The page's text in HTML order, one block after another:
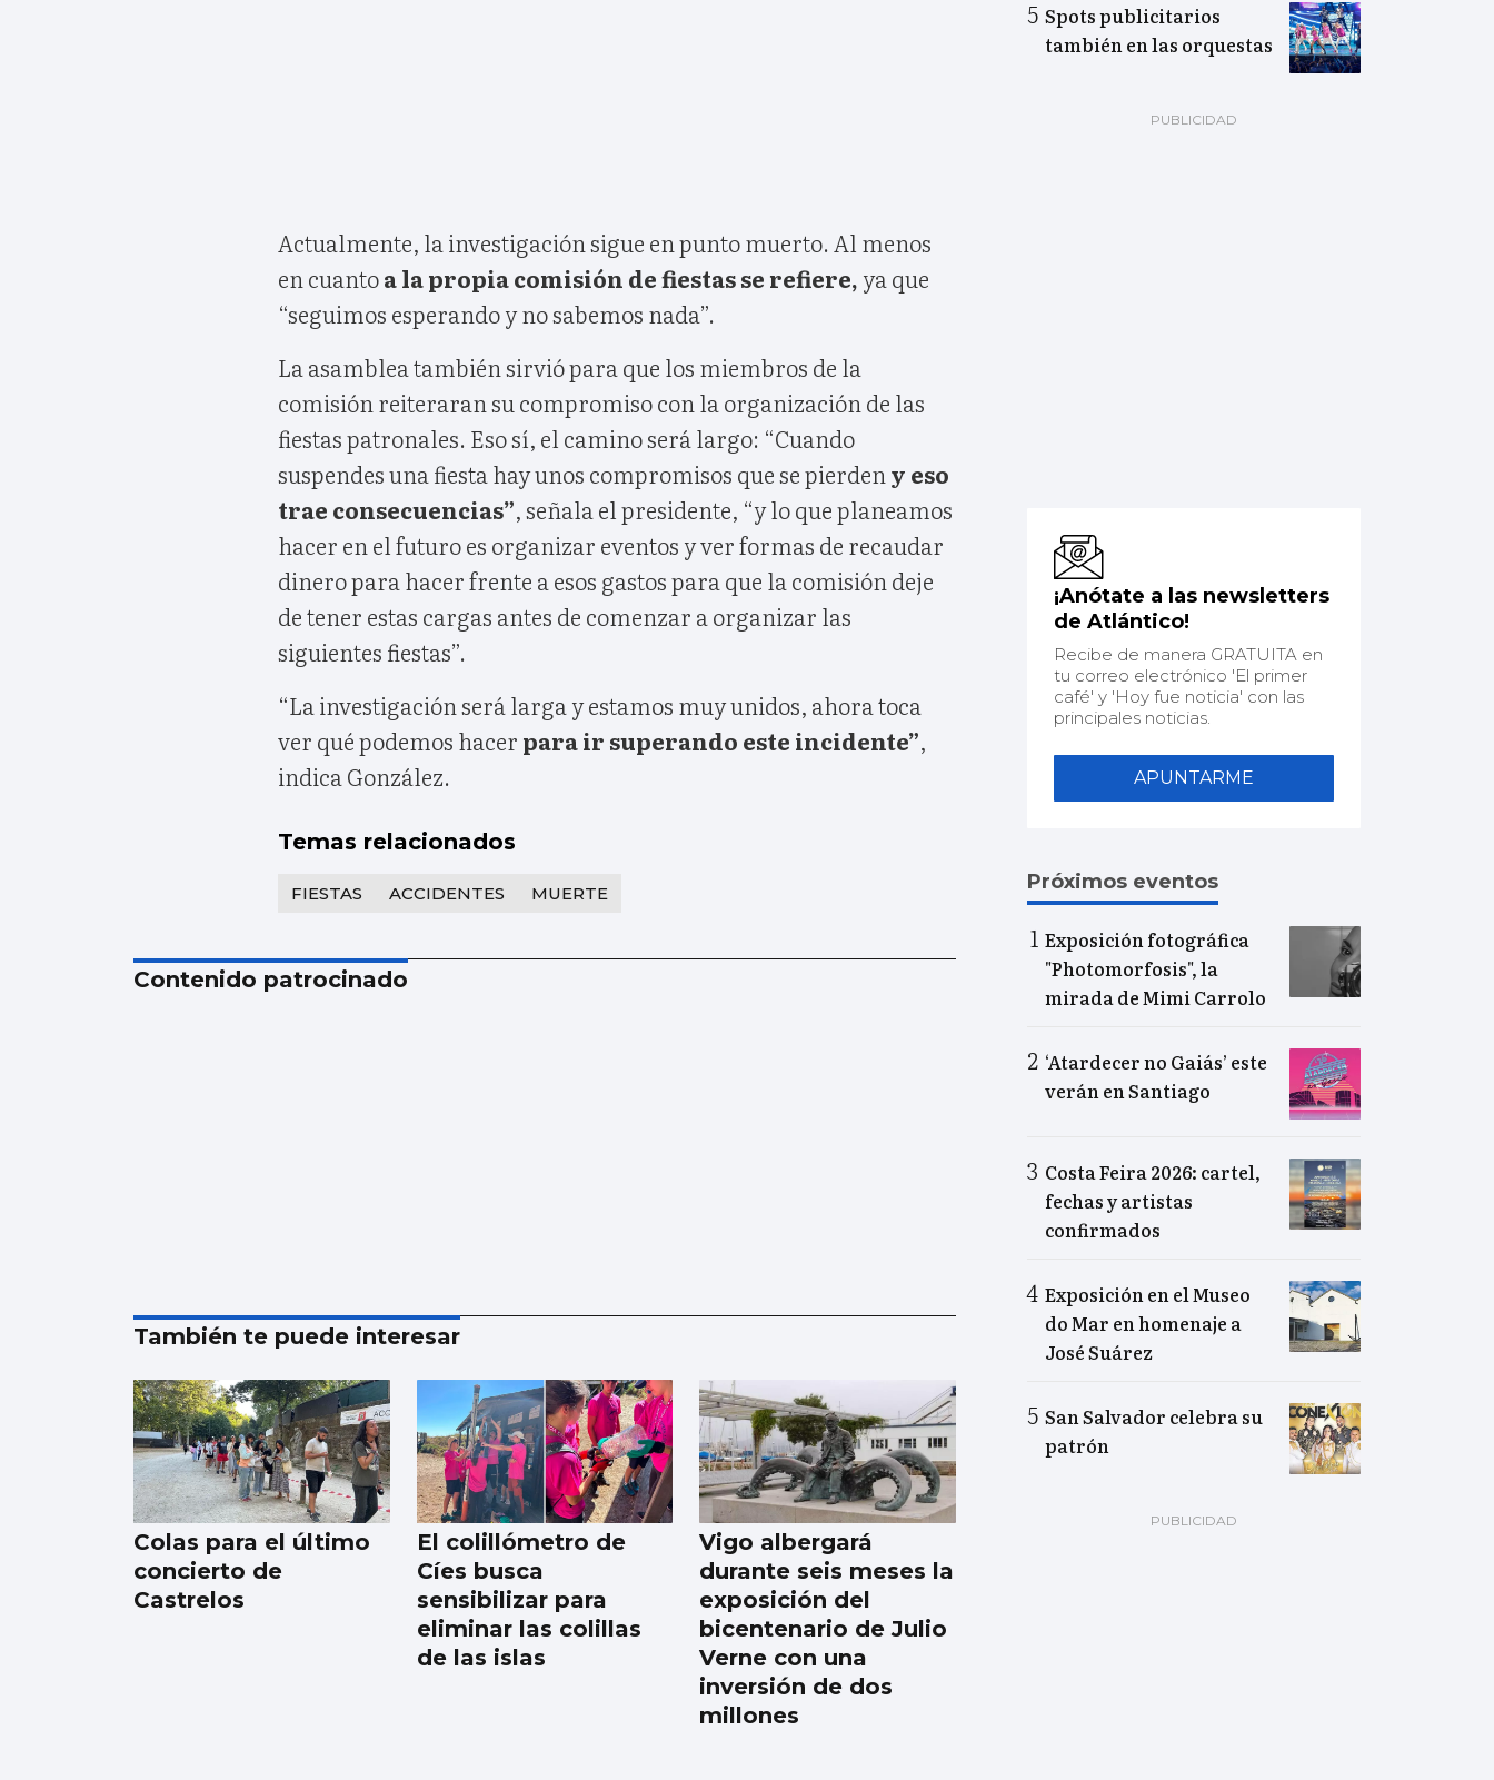
Actualmente, la investigación sigue en punto muerto. Al menos
en cuantoa la propia comisión de fiestas se refiere, ya que
“seguimos esperando y no sabemos nada”.
La asamblea también sirvió para que los miembros de la
comisión reiteraran su compromiso con la organización de las
fiestas patronales. Eso sí, el camino será largo: “Cuando
suspendes una fiesta hay unos compromisos que se pierden y eso
trae consecuencias”, señala el presidente, “y lo que planeamos
hacer en el futuro es organizar eventos y ver formas de recaudar
dinero para hacer frente a esos gastos para que la comisión deje
de tener estas cargas antes de comenzar a organizar las
siguientes fiestas”.
“La investigación será larga y estamos muy unidos, ahora toca
ver qué podemos hacer para ir superando este incidente”,
indica González.
Temas relacionados
FIESTAS ACCIDENTES MUERTE
Contenido patrocinado
También te puede interesar
Colas para el último
concierto de
Castrelos
El colillómetro de
Cíes busca
sensibilizar para
eliminar las colillas
de las islas
Vigo albergará
durante seis meses la
exposición del
bicentenario de Julio
Verne con una
inversión de dos
millones
Spots publicitarios
también en las orquestas
¡Anótate a las newsletters
de Atlántico!
Recibe de manera GRATUITA en
tu correo electrónico 'El primer
café' y 'Hoy fue noticia' con las
principales noticias.
APUNTARME
Próximos eventos
Exposición fotográfica
"Photomorfosis", la
mirada de Mimi Carrolo
‘Atardecer no Gaiás’ este
verán en Santiago
Costa Feira 2026: cartel,
fechas y artistas
confirmados
Exposición en el Museo
do Mar en homenaje a
José Suárez
San Salvador celebra su
patrón